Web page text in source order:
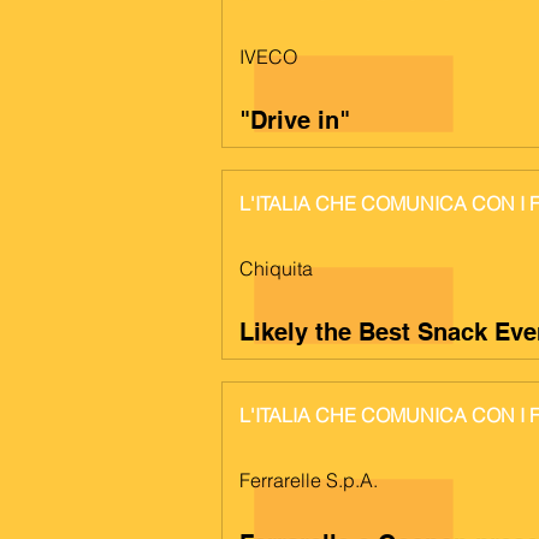
IVECO
"Drive in"
L'ITALIA CHE COMUNICA CON I
Chiquita
Likely the Best Snack
L'ITALIA CHE COMUNICA CON I
Ferrarelle S.p.A.